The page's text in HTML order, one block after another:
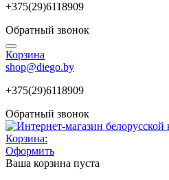
+375(29)6118909
Обратный звонок
Корзина
shop@diego.by
+375(29)6118909
Обратный звонок
Корзина:
Оформить
Ваша корзина пуста